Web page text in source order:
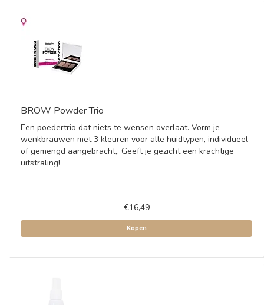
BROW Powder Trio
Een poedertrio dat niets te wensen overlaat. Vorm je
wenkbrauwen met 3 kleuren voor alle huidtypen, individueel
of gemengd aangebracht,. Geeft je gezicht een krachtige
uitstraling!
€16,49
Kopen